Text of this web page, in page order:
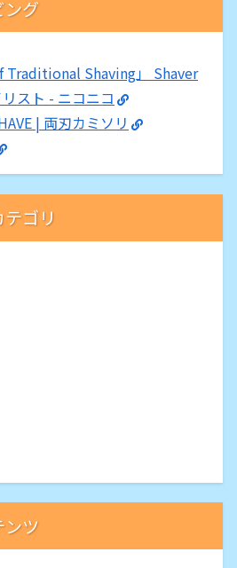
ング
Traditional Shaving」 Shaver
スト - ニコニコ
| 両刃カミソリ
ゴリ
ンツ